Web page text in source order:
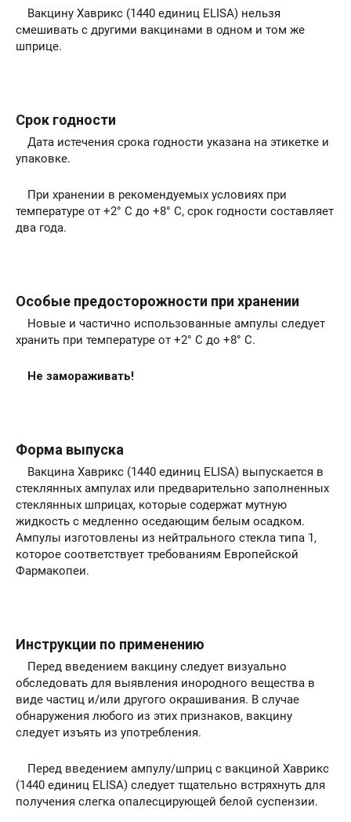
Вакцину Хаврикс (1440 единиц ELISA) нельзя
смешивать с другими вакцинами в одном и том же
шприце.
Срок годности
Дата истечения срока годности указана на этикетке и
упаковке.
При хранении в рекомендуемых условиях при
температуре от +2° С до +8° С, срок годности составляет
два года.
Особые предосторожности при хранении
Новые и частично использованные ампулы следует
хранить при температуре от +2° С до +8° С.
Не замораживать!
Форма выпуска
Вакцина Хаврикс (1440 единиц ELISA) выпускается в
стеклянных ампулах или предварительно заполненных
стеклянных шприцах, которые содержат мутную
жидкость с медленно оседающим белым осадком.
Ампулы изготовлены из нейтрального стекла типа 1,
которое соответствует требованиям Европейской
Фармакопеи.
Инструкции по применению
Перед введением вакцину следует визуально
обследовать для выявления инородного вещества в
виде частиц и/или другого окрашивания. В случае
обнаружения любого из этих признаков, вакцину
следует изъять из употребления.
Перед введением ампулу/шприц с вакциной Хаврикс
(1440 единиц ELISA) следует тщательно встряхнуть для
получения слегка опалесцирующей белой суспензии.